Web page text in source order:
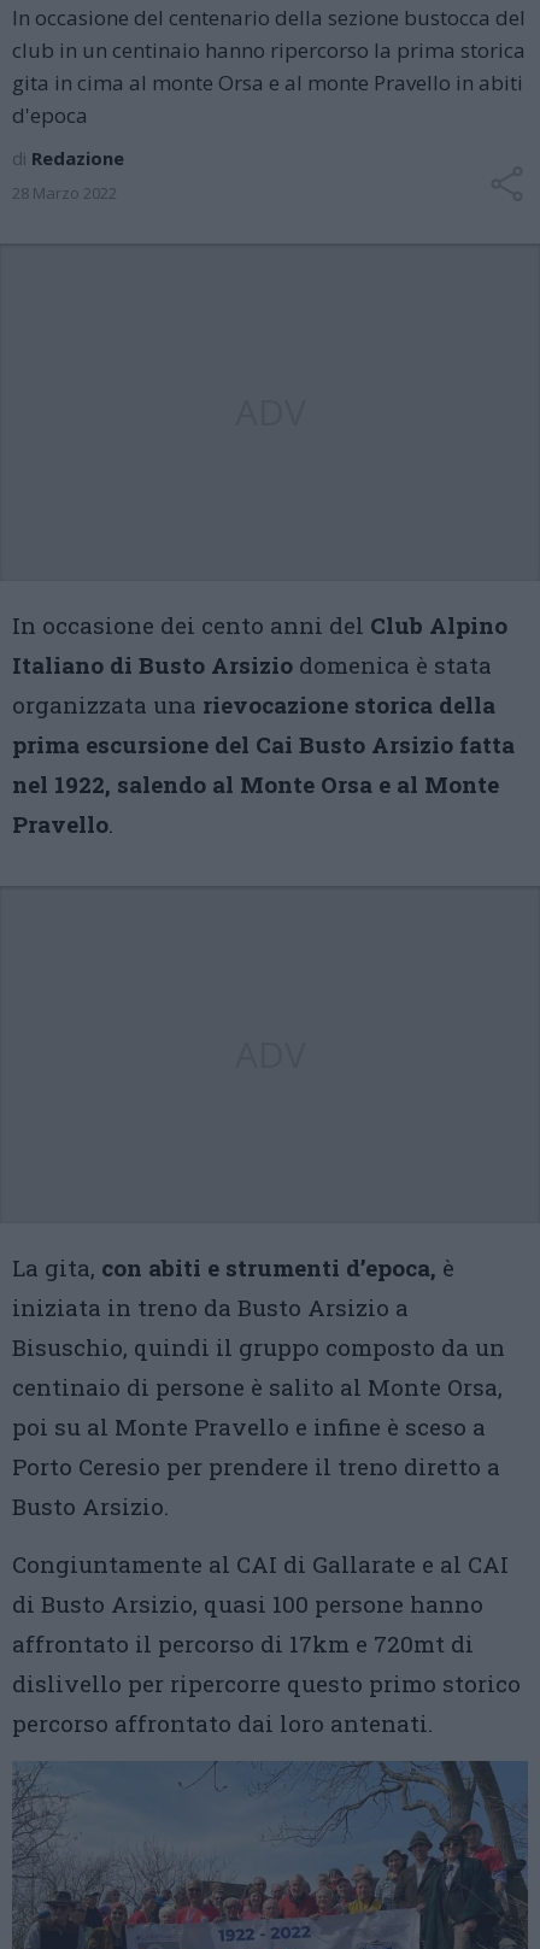
In occasione del centenario della sezione bustocca del
club in un centinaio hanno ripercorso la prima storica
gita in cima al monte Orsa e al monte Pravello in abiti
d'epoca
di Redazione
28 Marzo 2022
In occasione dei cento anni del Club Alpino
Italiano di Busto Arsizio domenica è stata
organizzata una rievocazione storica della
prima escursione del Cai Busto Arsizio fatta
nel 1922, salendo al Monte Orsa e al Monte
Pravello.
La gita, con abiti e strumenti d’epoca, è
iniziata in treno da Busto Arsizio a
Bisuschio, quindi il gruppo composto da un
centinaio di persone è salito al Monte Orsa,
poi su al Monte Pravello e infine è sceso a
Porto Ceresio per prendere il treno diretto a
Busto Arsizio.
Congiuntamente al CAI di Gallarate e al CAI
di Busto Arsizio, quasi 100 persone hanno
affrontato il percorso di 17km e 720mt di
dislivello per ripercorre questo primo storico
percorso affrontato dai loro antenati.